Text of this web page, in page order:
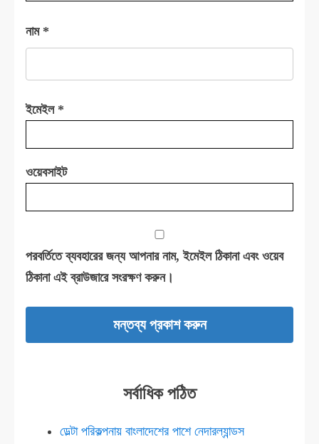
নাম *
ইমেইল *
ওয়েবসাইট
পরবর্তিতে ব্যবহারের জন্য আপনার নাম, ইমেইল ঠিকানা এবং ওয়েব
ঠিকানা এই ব্রাউজারে সংরক্ষণ করুন।
সর্বাধিক পঠিত
ডেল্টা পরিকল্পনায় বাংলাদেশের পাশে নেদারল্যান্ডস